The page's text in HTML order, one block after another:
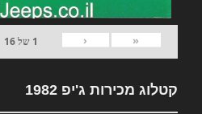
«
‹
1 של16
קטלוג מכירות ג'יפ 1982